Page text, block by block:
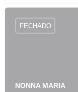
NONNA MARIA
FECHADO